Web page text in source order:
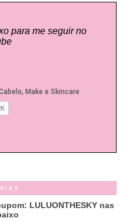
para me seguir no
LULUONTHESKY nas